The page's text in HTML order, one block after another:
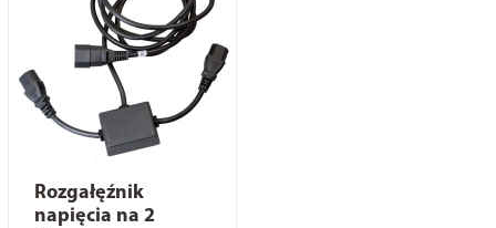
Rozgałęźnik
napięcia na 2